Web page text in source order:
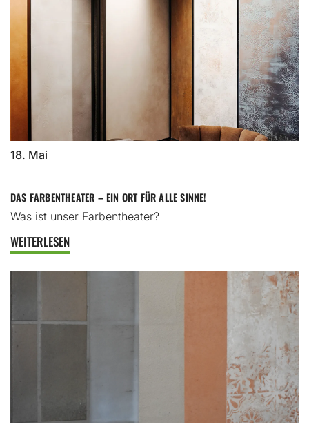
18. Mai
DAS FARBENTHEATER – EIN ORT FÜR ALLE SINNE!
Was ist unser Farbentheater?
WEITERLESEN